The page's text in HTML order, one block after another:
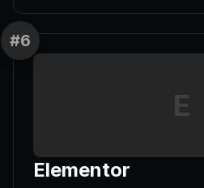
#6
E
Elementor